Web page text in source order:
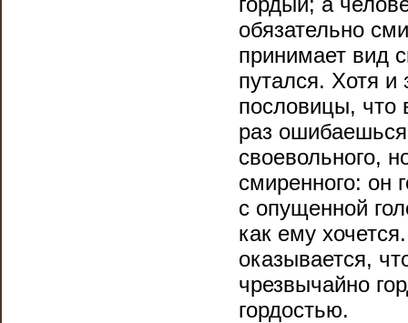
обязательно
принимает вид
путался. Хотя и
пословицы, что
раз
своевольного,
смиренного: он
с опущенной
как ему
оказывается,
чрезвычайно
гордостью.